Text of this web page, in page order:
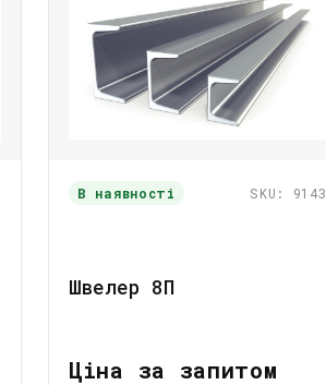
В наявності SKU: 9143
Швелер 8П
Ціна за запитом